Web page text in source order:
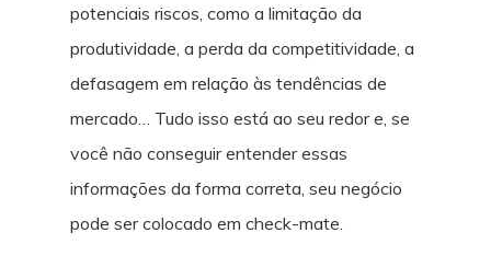
potenciais riscos, como a limitação da
produtividade, a perda da competitividade, a
defasagem em relação às tendências de
mercado… Tudo isso está ao seu redor e, se
você não conseguir entender essas
informações da forma correta, seu negócio
pode ser colocado em check-mate.